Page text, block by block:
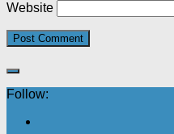
Website
Follow: